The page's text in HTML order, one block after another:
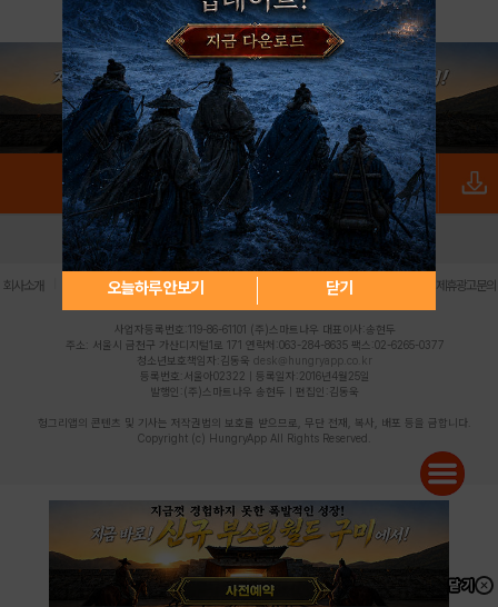
오늘하루 안보기 닫기
로그인 PC버전 전체앱
회사소개 | 개인정보 처리방침 불법촬영물 신고센터 제휴광고문의
사업자등록번호:119-86-61101 (주)스마트나우 대표이사:송현두
주소: 서울시 금천구 가산디지털1로 171 연락처:063-284-8635 팩스:02-6265-0377
청소년보호책임자:김동욱 desk@hungryapp.co.kr
등록번호:서울아02322 | 등록일자:2016년4월25일
발행인:(주)스마트나우 송현두 | 편집인:김동욱
헝그리앱의 콘텐츠 및 기사는 저작권법의 보호를 받으므로, 무단 전재, 복사, 배포 등을 금합니다.
Copyright (c) HungryApp All Rights Reserved.